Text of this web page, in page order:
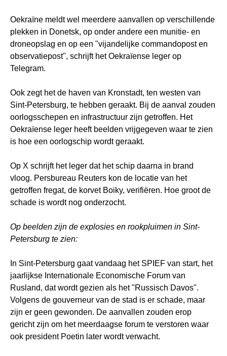
Oekraïne meldt wel meerdere aanvallen op verschillende
plekken in Donetsk, op onder andere een munitie- en
droneopslag en op een "vijandelijke commandopost en
observatiepost", schrijft het Oekraïense leger op
Telegram.
Ook zegt het de haven van Kronstadt, ten westen van
Sint-Petersburg, te hebben geraakt. Bij de aanval zouden
oorlogsschepen en infrastructuur zijn getroffen. Het
Oekraïense leger heeft beelden vrijgegeven waar te zien
is hoe een oorlogschip wordt geraakt.
Op X schrijft het leger dat het schip daarna in brand
vloog. Persbureau Reuters kon de locatie van het
getroffen fregat, de korvet Boiky, verifiëren. Hoe groot de
schade is wordt nog onderzocht.
Op beelden zijn de explosies en rookpluimen in Sint-
Petersburg te zien:
In Sint-Petersburg gaat vandaag het SPIEF van start, het
jaarlijkse Internationale Economische Forum van
Rusland, dat wordt gezien als het "Russisch Davos".
Volgens de gouverneur van de stad is er schade, maar
zijn er geen gewonden. De aanvallen zouden erop
gericht zijn om het meerdaagse forum te verstoren waar
ook president Poetin later wordt verwacht.